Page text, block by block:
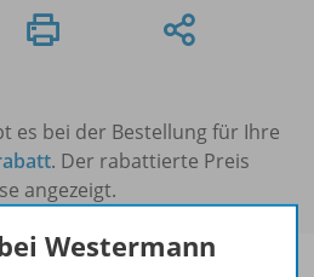
es bei der Bestellung für Ihre
. Der rabattierte Preis
angezeigt.
Westermann